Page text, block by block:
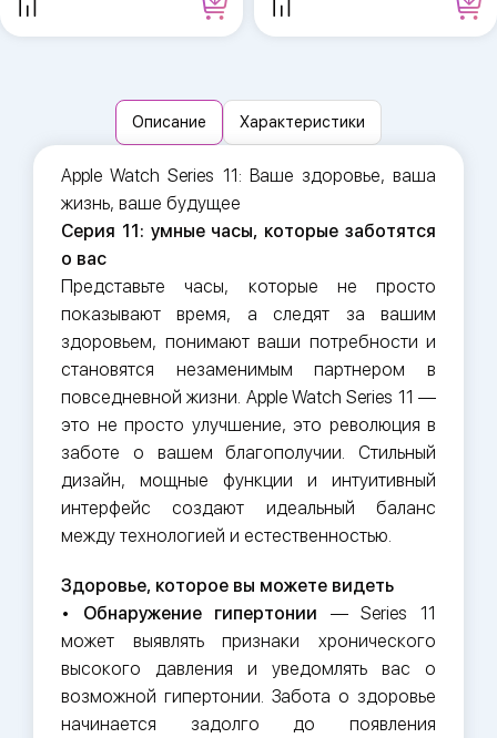
Описание Характеристики
Apple Watch Series 11: Ваше здоровье, ваша
жизнь, ваше будущее
Серия 11: умные часы, которые заботятся
о вас
Представьте часы, которые не просто
показывают время, а следят за вашим
здоровьем, понимают ваши потребности и
становятся незаменимым партнером в
повседневной жизни. Apple Watch Series 11 —
это не просто улучшение, это революция в
заботе о вашем благополучии. Стильный
дизайн, мощные функции и интуитивный
интерфейс создают идеальный баланс
между технологией и естественностью.
Здоровье, которое вы можете видеть
• Обнаружение гипертонии — Series 11
может выявлять признаки хронического
высокого давления и уведомлять вас о
возможной гипертонии. Забота о здоровье
начинается задолго до появления